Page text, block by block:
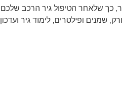
כך שלאחר הטיפול גיר הרכב שלכם
שמנים ופילטרים, לימוד גיר ועדכון